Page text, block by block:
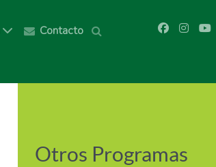
Contacto
Otros Programas